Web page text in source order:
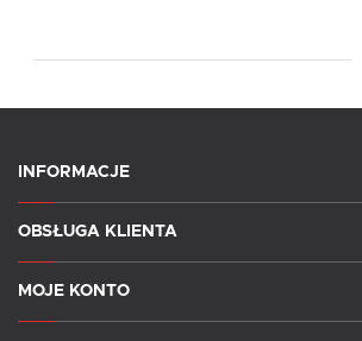
INFORMACJE
OBSŁUGA KLIENTA
MOJE KONTO